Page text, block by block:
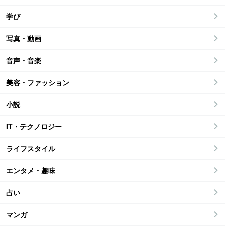
学び
写真・動画
音声・音楽
美容・ファッション
小説
IT・テクノロジー
ライフスタイル
エンタメ・趣味
占い
マンガ